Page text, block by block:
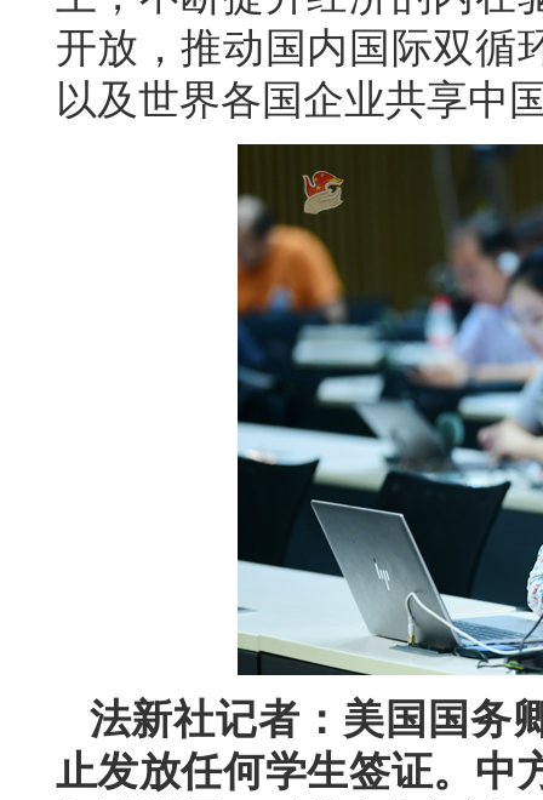
开放，推动国内国际双循
以及世界各国企业共享中
法新社记者：美国国务
止发放任何学生签证。中